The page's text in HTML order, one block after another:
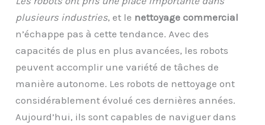
plusieurs industries, et le nettoyage commercial
n’échappe pas à cette tendance. Avec des
capacités de plus en plus avancées, les robots
peuvent accomplir une variété de tâches de
manière autonome. Les robots de nettoyage ont
considérablement évolué ces dernières années.
Aujourd’hui, ils sont capables de naviguer dans